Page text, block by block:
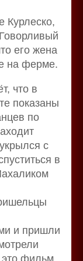
Курлеско,
его жена
на ферме.
что в
показаны
по
с
в
и пришли
это фильм